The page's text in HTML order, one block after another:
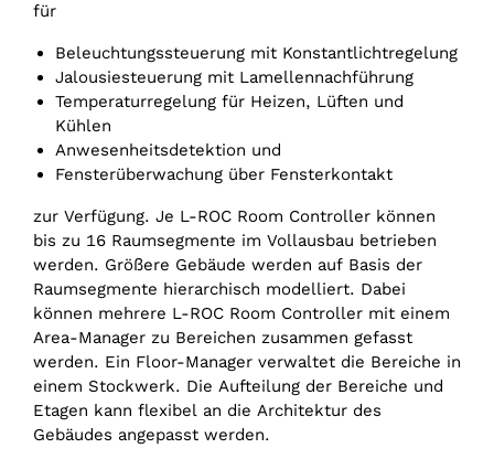
für
Beleuchtungssteuerung mit Konstantlichtregelung
Jalousiesteuerung mit Lamellennachführung
Temperaturregelung für Heizen, Lüften und
Kühlen
Anwesenheitsdetektion und
Fensterüberwachung über Fensterkontakt
zur Verfügung. Je L-ROC Room Controller können
bis zu 16 Raumsegmente im Vollausbau betrieben
werden. Größere Gebäude werden auf Basis der
Raumsegmente hierarchisch modelliert. Dabei
können mehrere L-ROC Room Controller mit einem
Area-Manager zu Bereichen zusammen gefasst
werden. Ein Floor-Manager verwaltet die Bereiche in
einem Stockwerk. Die Aufteilung der Bereiche und
Etagen kann flexibel an die Architektur des
Gebäudes angepasst werden.